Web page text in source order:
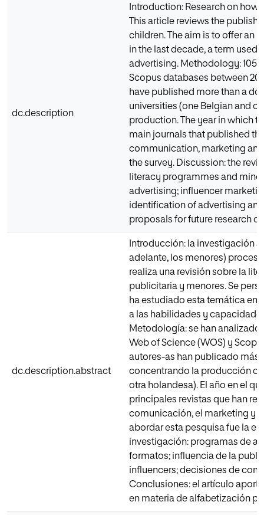
dc.description
Introduction: Research on
This article reviews the
children. The aim is to offer an
in the last decade, a term
advertising. Methodology: 105
Scopus databases between
have published more than a
universities (one Belgian and
production. The year in which
main journals that published
communication, marketing
the survey. Discussion: the
literacy programmes and
advertising; influencer
identification of advertising
proposals for future research
dc.description.abstract
Introducción: la investigación
adelante, los menores)
realiza una revisión sobre la
publicitaria y menores. Se
ha estudiado esta temática en
a las habilidades y
Metodología: se han analizado
Web of Science (WOS) y
autores-as han publicado más
concentrando la producción
otra holandesa). El año en el
principales revistas que han
comunicación, el marketing y
abordar esta pesquisa fue la
investigación: programas de
formatos; influencia de la
influencers; decisiones de
Conclusiones: el artículo
en materia de alfabetización